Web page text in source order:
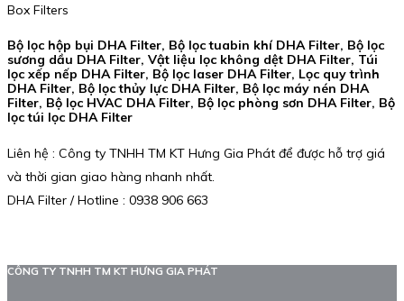
Box Filters
Bộ lọc hộp bụi DHA Filter, Bộ lọc tuabin khí DHA Filter, Bộ lọc
sương dầu DHA Filter, Vật liệu lọc không dệt DHA Filter, Túi
lọc xếp nếp DHA Filter, Bộ lọc laser DHA Filter, Lọc quy trình
DHA Filter, Bộ lọc thủy lực DHA Filter, Bộ lọc máy nén DHA
Filter, Bộ lọc HVAC DHA Filter, Bộ lọc phòng sơn DHA Filter, Bộ
lọc túi lọc DHA Filter
Liên hệ : Công ty TNHH TM KT Hưng Gia Phát để được hỗ trợ giá
và thời gian giao hàng nhanh nhất.
DHA Filter / Hotline : 0938 906 663
CÔNG TY TNHH TM KT HƯNG GIA PHÁT